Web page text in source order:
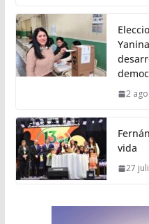
2
vida
27